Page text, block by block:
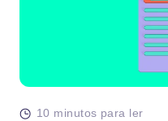
10 minutos para ler